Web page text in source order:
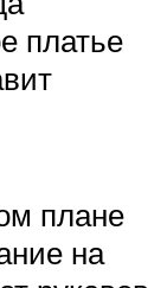
платье
плане
на